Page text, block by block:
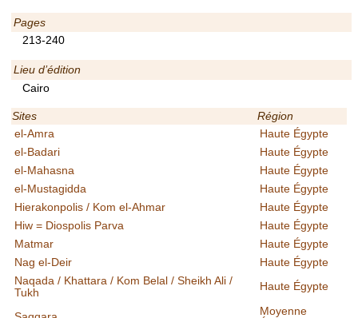
Pages
213-240
Lieu d’édition
Cairo
Sites
Région
el-Amra
Haute Égypte
el-Badari
Haute Égypte
el-Mahasna
Haute Égypte
el-Mustagidda
Haute Égypte
Hierakonpolis / Kom el-Ahmar
Haute Égypte
Hiw = Diospolis Parva
Haute Égypte
Matmar
Haute Égypte
Nag el-Deir
Haute Égypte
Naqada / Khattara / Kom Belal / Sheikh Ali /
Tukh
Haute Égypte
Moyenne